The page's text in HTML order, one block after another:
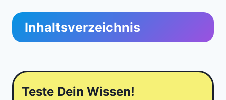
Inhaltsverzeichnis
Teste Dein Wissen!